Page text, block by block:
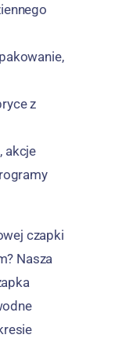
z
akcje
czapki
Nasza